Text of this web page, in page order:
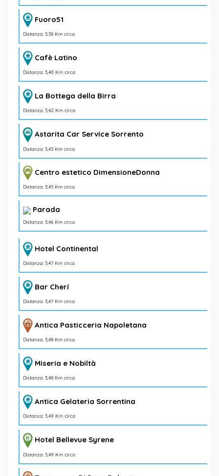
Fuoro51
Distanza: 3,38 Km circa
Cafè Latino
Distanza: 3,40 Km circa
La Bottega della Birra
Distanza: 3,42 Km circa
Astarita Car Service Sorrento
Distanza: 3,43 Km circa
Centro estetico DimensioneDonna
Distanza: 3,45 Km circa
Parada
Distanza: 3,46 Km circa
Hotel Continental
Distanza: 3,47 Km circa
Bar Cherí
Distanza: 3,47 Km circa
Antica Pasticceria Napoletana
Distanza: 3,48 Km circa
Miseria e Nobiltà
Distanza: 3,48 Km circa
Antica Gelateria Sorrentina
Distanza: 3,49 Km circa
Hotel Bellevue Syrene
Distanza: 3,49 Km circa